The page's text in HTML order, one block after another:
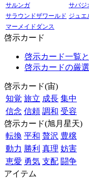
サルンガ
サバジ
サラウンドザワールド ジュエ
マーメイドダンス
啓示カード
啓示カード一覧
啓示カードの厳
啓示カード(宙)
知覚 旅立 成長 集中
信念 信頼 調和 受容
啓示カード(旭月星天)
転換 平和 贅沢 豊穣
動力 勝利 真理 妨害
恵愛 勇気 支配 闘争
アイテム